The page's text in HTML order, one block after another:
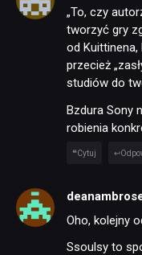
„To, czy
tworzyć gry
od Kuittinena,
przecież
studiów do
Bzdura Sony
robienia
Cytuj
Oho, kolejny
Ssoulsy to